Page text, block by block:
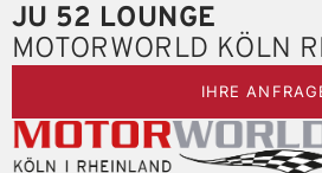
JU 52 LOUNGE
MOTORWORLD KÖLN
IHRE